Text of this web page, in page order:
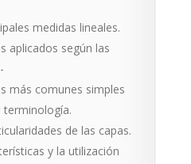
medidas lineales.
aplicados según las
más comunes simples
terminología.
de las capas.
y la utilización